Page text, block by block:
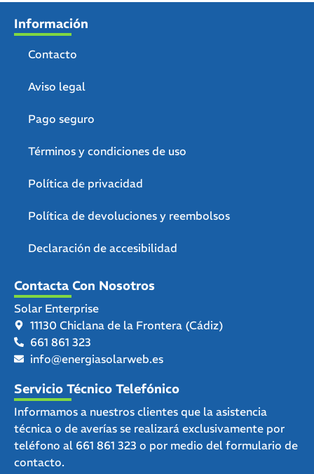
Información
Contacto
Aviso legal
Pago seguro
Términos y condiciones de uso
Política de privacidad
Política de devoluciones y reembolsos
Declaración de accesibilidad
Contacta Con Nosotros
Solar Enterprise
11130 Chiclana de la Frontera (Cádiz)
661 861 323
info@energiasolarweb.es
Servicio Técnico Telefónico
Informamos a nuestros clientes que la asistencia
técnica o de averías se realizará exclusivamente por
teléfono al 661 861 323 o por medio del formulario de
contacto.